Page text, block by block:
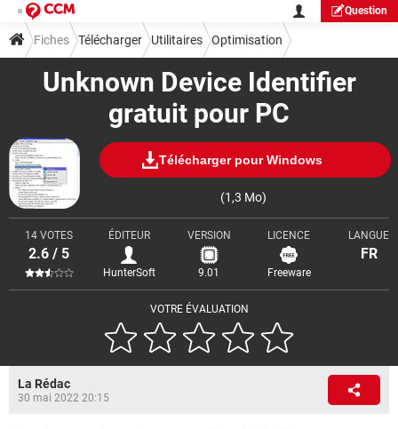
Question
Unknown Device Identifier
gratuit pour PC
Télécharger pour Windows
(1,3 Mo)
VOTRE ÉVALUATION
14 VOTES
2.6 / 5
ÉDITEUR
HunterSoft
VERSION
9.01
LICENCE
Freeware
LANGUE
FR
Fiches Télécharger Utilitaires Optimisation
La Rédac
30 mai 2022 20:15